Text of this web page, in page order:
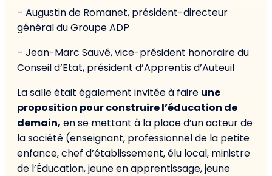
– Augustin de Romanet, président-directeur
général du Groupe ADP
– Jean-Marc Sauvé, vice-président honoraire du
Conseil d’Etat, président d’Apprentis d’Auteuil
La salle était également invitée à faire une
proposition pour construire l’éducation de
demain, en se mettant à la place d’un acteur de
la société (enseignant, professionnel de la petite
enfance, chef d’établissement, élu local, ministre
de l’Éducation, jeune en apprentissage, jeune